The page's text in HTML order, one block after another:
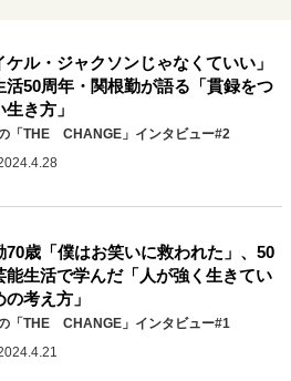
10代・20代の土台
代のリアル
美しさの哲学
親になるということ
ケル・ジャクソンじゃなくていい」
活50周年・関根勤が語る「貫録をつ
き方」
「THE CHANGE」インタビュー#2
70歳「僕はお笑いに救われた」、50
能生活で学んだ「人が強く生きてい
の考え方」
「THE CHANGE」インタビュー#1